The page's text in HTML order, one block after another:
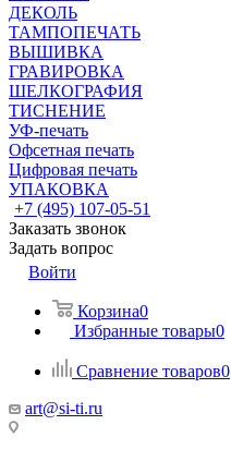
ДЕКОЛЬ
ТАМПОПЕЧАТЬ
ВЫШИВКА
ГРАВИРОВКА
ШЕЛКОГРАФИЯ
ТИСНЕНИЕ
УФ-печать
Офсетная печать
Цифровая печать
УПАКОВКА
+7 (495) 107-05-51
Заказать звонок
Задать вопрос
Войти
Корзина0
Избранные товары0
Сравнение товаров0
art@si-ti.ru